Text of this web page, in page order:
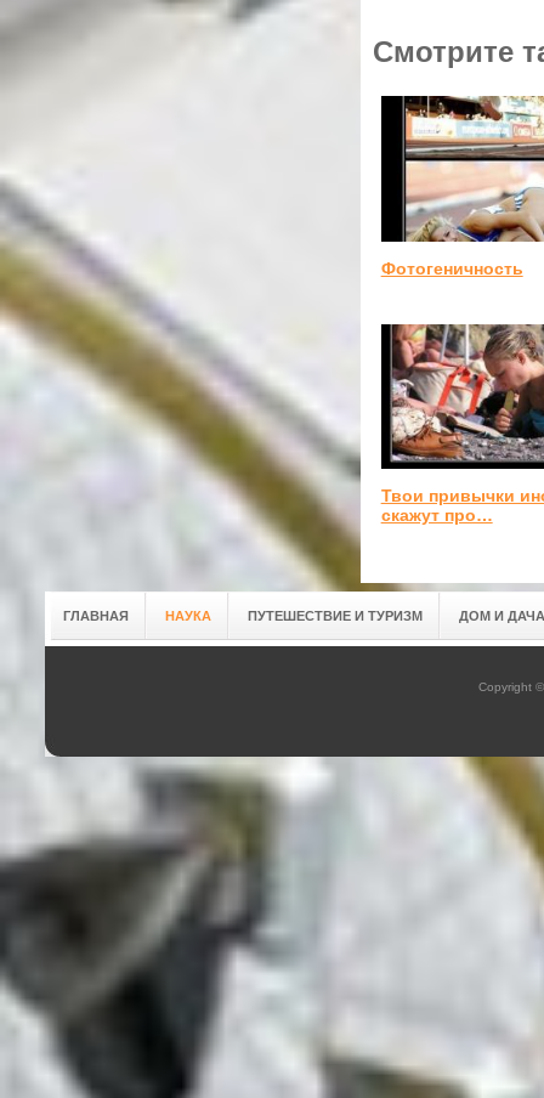
Смотрите
Фотогеничность
Твои привычки
скажут про…
ГЛАВНАЯ НАУКА ПУТЕШЕСТВИЕ И ТУРИЗМ ДОМ И ДАЧА
Copyright